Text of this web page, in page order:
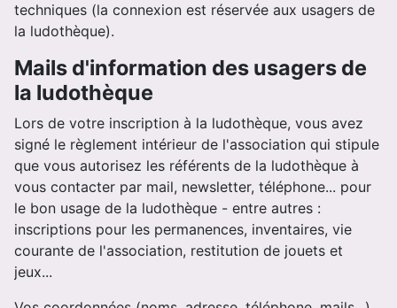
techniques (la connexion est réservée aux usagers de
la ludothèque).
Mails d'information des usagers de
la ludothèque
Lors de votre inscription à la ludothèque, vous avez
signé le règlement intérieur de l'association qui stipule
que vous autorisez les référents de la ludothèque à
vous contacter par mail, newsletter, téléphone... pour
le bon usage de la ludothèque - entre autres :
inscriptions pour les permanences, inventaires, vie
courante de l'association, restitution de jouets et
jeux...